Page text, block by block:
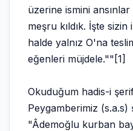
üzerine ismini
meşru kıldık. İşte sizin
halde yalnız O'na
eğenleri müjdele.""[1]
Okuduğum hadis-i
Peygamberimiz
"Âdemoğlu kurban